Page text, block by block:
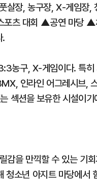
살장, 농구장, X-게임장,
포츠 대회 ▲공연 마당
.
농구, X-게임이다. 특히
인라인 어그레시브,
섹션을 보유한 시설이
감을 만끽할 수 있는 기
소년 아지트 마당에서